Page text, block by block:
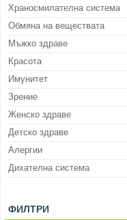
Храносмилателна система
Обмяна на веществата
Мъжко здраве
Красота
Имунитет
Зрение
Женско здраве
Детско здраве
Алергии
Дихателна система
ФИЛТРИ